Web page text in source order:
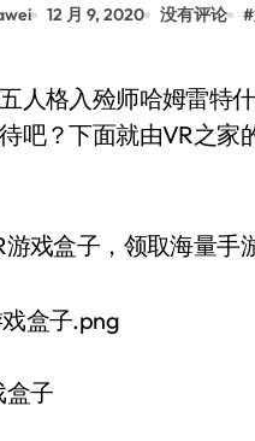
12 月 9, 2020 没有评论 #
吧？下面就由VR之家
游戏盒子，领取海量
盒子